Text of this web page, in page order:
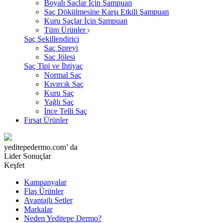
Boyalı Saçlar İçin Şampuan
Saç Dökülmesine Karşı Etkili Şampuan
Kuru Saçlar İçin Şampuan
Tüm Ürünler
Saç Şekillendirici
Saç Spreyi
Saç Jölesi
Saç Tipi ve İhtiyaç
Normal Saç
Kıvırcık Saç
Kuru Saç
Yağlı Saç
İnce Telli Saç
Fırsat Ürünler
yeditepedermo.com’ da
Lider Sonuçlar
Keşfet
Kampanyalar
Flaş Ürünler
Avantajlı Setler
Markalar
Neden Yeditepe Dermo?